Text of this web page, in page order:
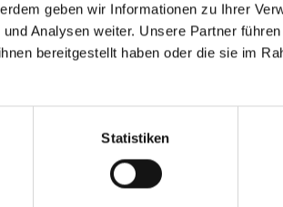
geben wir Informationen zu Ihrer
Analysen weiter. Unsere Partner
bereitgestellt haben oder die sie im
Statistiken
E-Mail*